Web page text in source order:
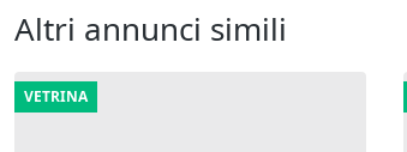
Altri annunci simili
VETRINA